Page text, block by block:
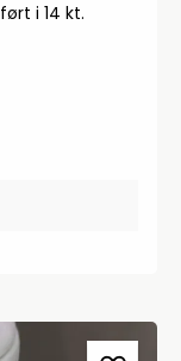
i 14 kt.